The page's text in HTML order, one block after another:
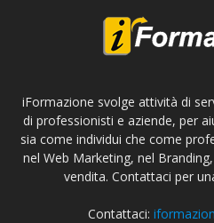
iFormazione svolge attività di
di professionisti e aziende, per
sia come individui che come
nel Web Marketing, nel
vendita. Contattaci per
Contattaci: